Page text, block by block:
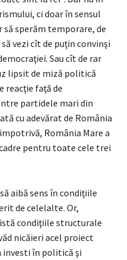
ci doar în sensul
sperăm temporare, de
vezi cît de puţin convinşi
Sau cît de rar
lipsit de miză politică
reacţie faţă de
partidele mari din
cu adevărat de România
România Mare a
pentru toate cele trei
aibă sens în condiţiile
de celelalte. Or,
condiţiile structurale
nicăieri acel proiect
investi în politică şi